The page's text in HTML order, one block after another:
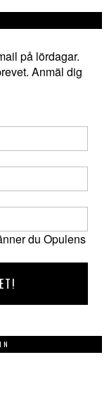
på lördagar.
Anmäl dig
du Opulens